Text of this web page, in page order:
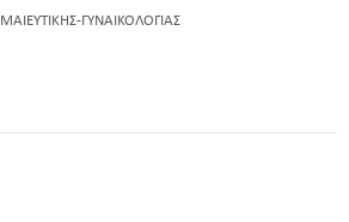
ΜΑΙΕΥΤΙΚΗΣ-ΓΥΝΑΙΚΟΛΟΓΙΑΣ